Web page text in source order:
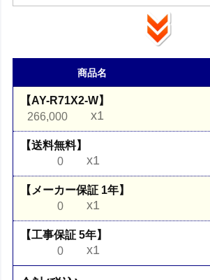
商品名
【AY-R71X2-W】
266,000
x1
【送料無料】
0
x1
【メーカー保証 1年】
0
x1
【工事保証 5年】
0
x1